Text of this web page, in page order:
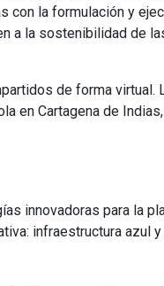
la formulación y
a la sostenibilidad de
de forma virtual.
en Cartagena de
innovadoras para la
infraestructura azul